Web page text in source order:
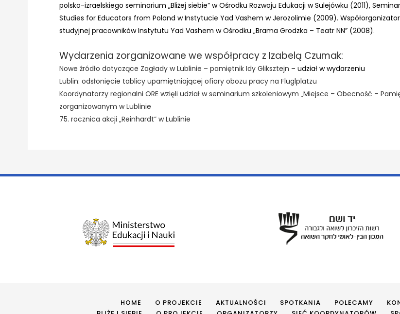
polsko-izraelskiego seminarium „Bliżej siebie” w Ośrodku Rozwoju Edukacji w Sulejówku (2011),
Studies for Educators from Poland w Instytucie Yad Vashem w Jerozolimie (2009).
studyjnej pracowników Instytutu Yad Vashem w Ośrodku „Brama Grodzka – Teatr NN” (2008).
Wydarzenia zorganizowane we współpracy z Izabelą Czumak:
Nowe źródło dotyczące Zagłady w Lublinie – pamiętnik Idy Gliksztejn – udział w wydarzeniu
Lublin: odsłonięcie tablicy upamiętniającej ofiary obozu pracy na Fluglplatzu
Koordynatorzy regionalni ORE wzięli udział w seminarium szkoleniowym „Miejsce – Obecność –
zorganizowanym w Lublinie
75. rocznica akcji „Reinhardt” w Lublinie
HOME O PROJEKCIE AKTUALNOŚCI SPOTKANIA POLECAMY